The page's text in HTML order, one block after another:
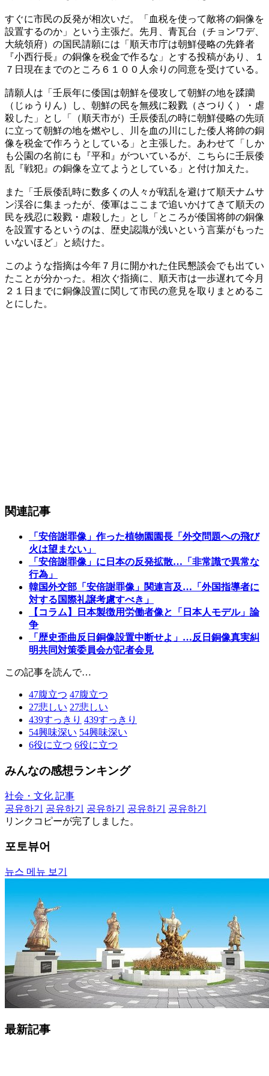
すぐに市民の反発が相次いだ。「血税を使って敵将の銅像を
設置するのか」という主張だ。先月、青瓦台（チョンワデ、
大統領府）の国民請願には「順天市庁は朝鮮侵略の先鋒者
『小西行長』の銅像を税金で作るな」とする投稿があり、１
７日現在までのところ６１００人余りの同意を受けている。
請願人は「壬辰年に倭国は朝鮮を侵攻して朝鮮の地を蹂躪
（じゅうりん）し、朝鮮の民を無残に殺戮（さつりく）・虐
殺した」とし「（順天市が）壬辰倭乱の時に朝鮮侵略の先頭
に立って朝鮮の地を燃やし、川を血の川にした倭人将帥の銅
像を税金で作ろうとしている」と主張した。あわせて「しか
も公園の名前にも『平和』がついているが、こちらに壬辰倭
乱『戦犯』の銅像を立てようとしている」と付け加えた。
また「壬辰倭乱時に数多くの人々が戦乱を避けて順天ナムサ
ン渓谷に集まったが、倭軍はここまで追いかけてきて順天の
民を残忍に殺戮・虐殺した」とし「ところが倭国将帥の銅像
を設置するというのは、歴史認識が浅いという言葉がもった
いないほど」と続けた。
このような指摘は今年７月に開かれた住民懇談会でも出てい
たことが分かった。相次ぐ指摘に、順天市は一歩遅れて今月
２１日までに銅像設置に関して市民の意見を取りまとめるこ
とにした。
関連記事
「安倍謝罪像」作った植物園園長「外交問題への飛び
火は望まない」
「安倍謝罪像」に日本の反発拡散…「非常識で異常な
行為」
韓国外交部「安倍謝罪像」関連言及…「外国指導者に
対する国際礼譲考慮すべき」
【コラム】日本製徴用労働者像と「日本人モデル」論
争
「歴史歪曲反日銅像設置中断せよ」…反日銅像真実糾
明共同対策委員会が記者会見
この記事を読んで…
47腹立つ 47腹立つ
27悲しい 27悲しい
439すっきり 439すっきり
54興味深い 54興味深い
6役に立つ 6役に立つ
みんなの感想ランキング
社会・文化 記事
공유하기
공유하기 공유하기 공유하기
공유하기
リンクコピーが完了しました。
포토뷰어
뉴스 메뉴 보기
最新記事